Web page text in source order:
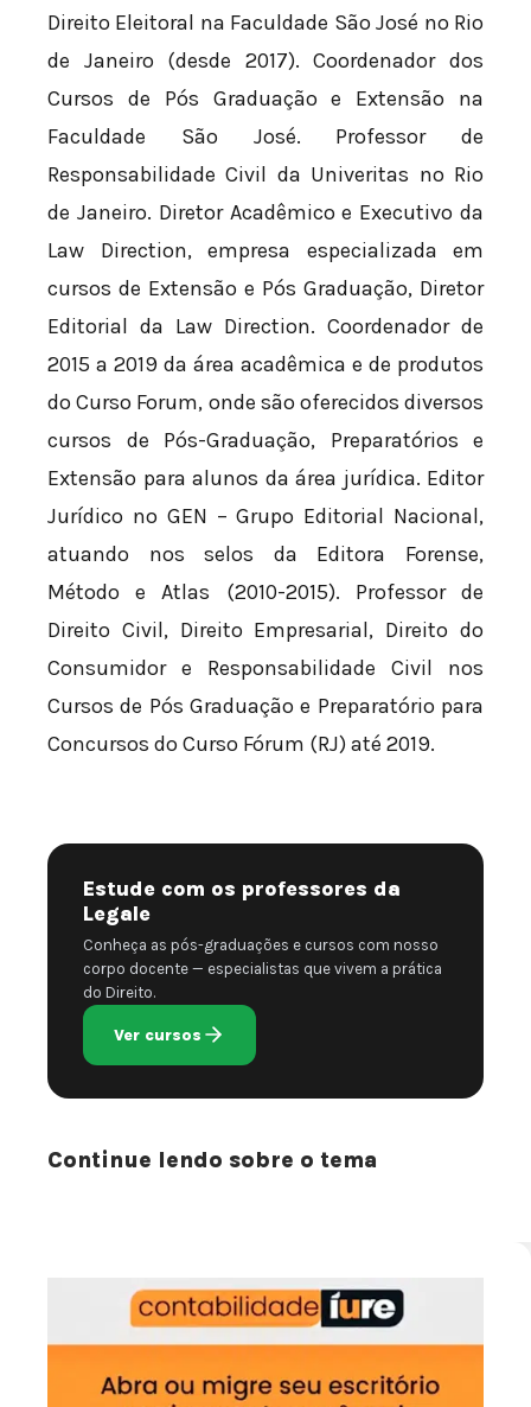
Direito Eleitoral na Faculdade São José no Rio
de Janeiro (desde 2017). Coordenador dos
Cursos de Pós Graduação e Extensão na
Faculdade São José. Professor de
Responsabilidade Civil da Univeritas no Rio
de Janeiro. Diretor Acadêmico e Executivo da
Law Direction, empresa especializada em
cursos de Extensão e Pós Graduação, Diretor
Editorial da Law Direction. Coordenador de
2015 a 2019 da área acadêmica e de produtos
do Curso Forum, onde são oferecidos diversos
cursos de Pós-Graduação, Preparatórios e
Extensão para alunos da área jurídica. Editor
Jurídico no GEN – Grupo Editorial Nacional,
atuando nos selos da Editora Forense,
Método e Atlas (2010-2015). Professor de
Direito Civil, Direito Empresarial, Direito do
Consumidor e Responsabilidade Civil nos
Cursos de Pós Graduação e Preparatório para
Concursos do Curso Fórum (RJ) até 2019.
Estude com os professores da
Legale
Conheça as pós-graduações e cursos com nosso
corpo docente — especialistas que vivem a prática
do Direito.
Ver cursos
Continue lendo sobre o tema